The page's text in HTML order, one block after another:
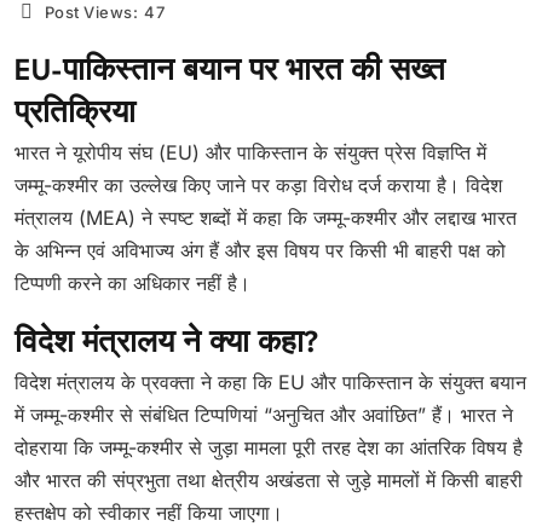
Post Views: 47
EU-पाकिस्तान बयान पर भारत की सख्त
प्रतिक्रिया
भारत ने यूरोपीय संघ (EU) और पाकिस्तान के संयुक्त प्रेस विज्ञप्ति में
जम्मू-कश्मीर का उल्लेख किए जाने पर कड़ा विरोध दर्ज कराया है। विदेश
मंत्रालय (MEA) ने स्पष्ट शब्दों में कहा कि जम्मू-कश्मीर और लद्दाख भारत
के अभिन्न एवं अविभाज्य अंग हैं और इस विषय पर किसी भी बाहरी पक्ष को
टिप्पणी करने का अधिकार नहीं है।
विदेश मंत्रालय ने क्या कहा?
विदेश मंत्रालय के प्रवक्ता ने कहा कि EU और पाकिस्तान के संयुक्त बयान
में जम्मू-कश्मीर से संबंधित टिप्पणियां “अनुचित और अवांछित” हैं। भारत ने
दोहराया कि जम्मू-कश्मीर से जुड़ा मामला पूरी तरह देश का आंतरिक विषय है
और भारत की संप्रभुता तथा क्षेत्रीय अखंडता से जुड़े मामलों में किसी बाहरी
हस्तक्षेप को स्वीकार नहीं किया जाएगा।